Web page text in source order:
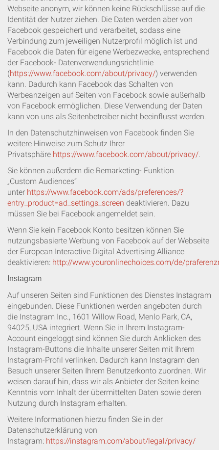
Webseite anonym, wir können keine Rückschlüsse auf die
Identität der Nutzer ziehen. Die Daten werden aber von
Facebook gespeichert und verarbeitet, sodass eine
Verbindung zum jeweiligen Nutzerprofil möglich ist und
Facebook die Daten für eigene Werbezwecke, entsprechend
der Facebook- Datenverwendungsrichtlinie
(https://www.facebook.com/about/privacy/) verwenden
kann. Dadurch kann Facebook das Schalten von
Werbeanzeigen auf Seiten von Facebook sowie außerhalb
von Facebook ermöglichen. Diese Verwendung der Daten
kann von uns als Seitenbetreiber nicht beeinflusst werden.
In den Datenschutzhinweisen von Facebook finden Sie
weitere Hinweise zum Schutz Ihrer
Privatsphäre https://www.facebook.com/about/privacy/.
Sie können außerdem die Remarketing- Funktion
„Custom Audiences“
unter https://www.facebook.com/ads/preferences/?
entry_product=ad_settings_screen deaktivieren. Dazu
müssen Sie bei Facebook angemeldet sein.
Wenn Sie kein Facebook Konto besitzen können Sie
nutzungsbasierte Werbung von Facebook auf der Webseite
der European Interactive Digital Advertising Alliance
deaktivieren: http://www.youronlinechoices.com/de/
Instagram
Auf unseren Seiten sind Funktionen des Dienstes Instagram
eingebunden. Diese Funktionen werden angeboten durch
die Instagram Inc., 1601 Willow Road, Menlo Park, CA,
94025, USA integriert. Wenn Sie in Ihrem Instagram-
Account eingeloggt sind können Sie durch Anklicken des
Instagram-Buttons die Inhalte unserer Seiten mit Ihrem
Instagram-Profil verlinken. Dadurch kann Instagram den
Besuch unserer Seiten Ihrem Benutzerkonto zuordnen. Wir
weisen darauf hin, dass wir als Anbieter der Seiten keine
Kenntnis vom Inhalt der übermittelten Daten sowie deren
Nutzung durch Instagram erhalten.
Weitere Informationen hierzu finden Sie in der
Datenschutzerklärung von
Instagram: https://instagram.com/about/legal/privacy/